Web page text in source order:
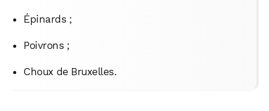
Épinards ;
Poivrons ;
Choux de Bruxelles.